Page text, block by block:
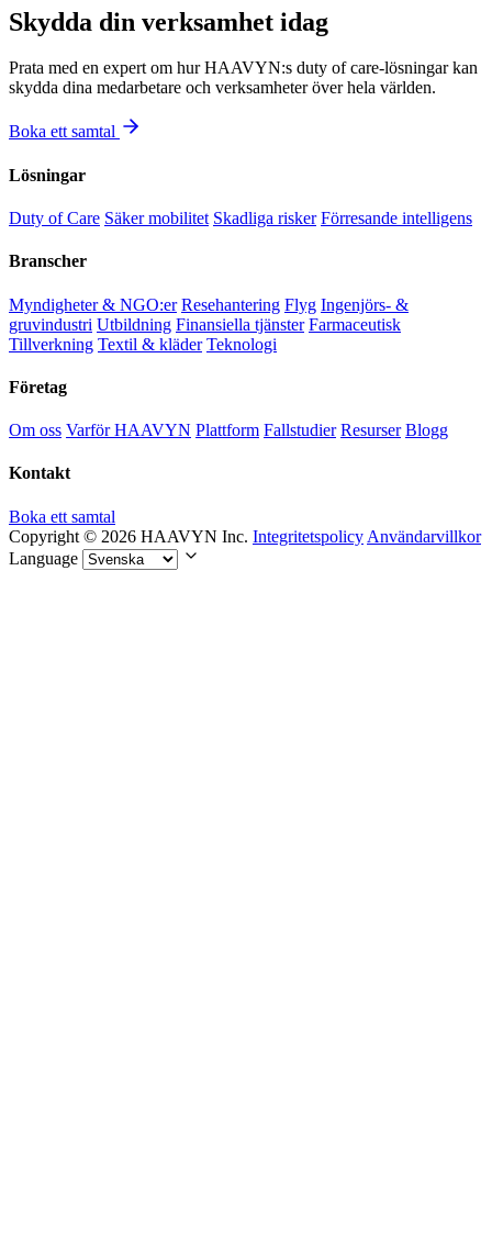
Skydda din verksamhet idag
Prata med en expert om hur HAAVYN:s duty of care-lösningar kan
skydda dina medarbetare och verksamheter över hela världen.
Boka ett samtal
Lösningar
Duty of Care Säker mobilitet Skadliga risker Förresande intelligens
Branscher
Myndigheter & NGO:er Resehantering Flyg Ingenjörs- &
gruvindustri Utbildning Finansiella tjänster Farmaceutisk
Tillverkning Textil & kläder Teknologi
Företag
Om oss Varför HAAVYN Plattform Fallstudier Resurser Blogg
Kontakt
Boka ett samtal
Copyright © 2026 HAAVYN Inc. Integritetspolicy Användarvillkor
Language